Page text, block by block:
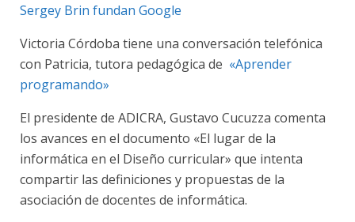
Sergey Brin fundan Google
Victoria Córdoba tiene una conversación telefónica
con Patricia, tutora pedagógica de «Aprender
programando»
El presidente de ADICRA, Gustavo Cucuzza comenta
los avances en el documento «El lugar de la
informática en el Diseño curricular» que intenta
compartir las definiciones y propuestas de la
asociación de docentes de informática.